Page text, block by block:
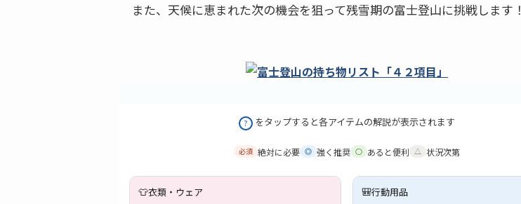
また、天候に恵まれた次の機会を狙って残雪期の富士登山に挑戦します！
? をタップすると各アイテムの解説が表示されます
必須 絶対に必要 ◎ 強く推奨 ○ あると便利 △ 状況次第
👕衣類・ウェア 🎒行動用品